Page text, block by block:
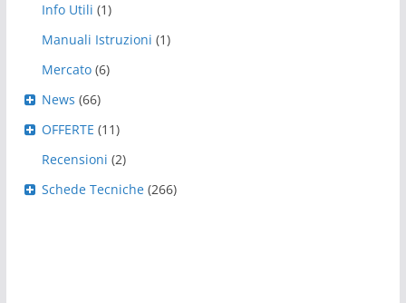
Info Utili (1)
Manuali Istruzioni (1)
Mercato (6)
News (66)
OFFERTE (11)
Recensioni (2)
Schede Tecniche (266)